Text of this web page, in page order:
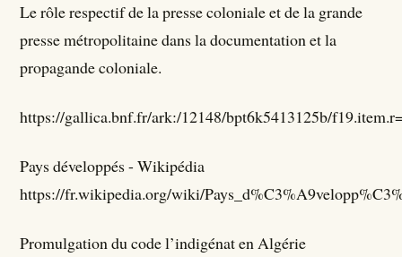
Le rôle respectif de la presse coloniale et de la grande
presse métropolitaine dans la documentation et la
propagande coloniale.
https://gallica.bnf.fr/ark:/12148/bpt6k5413125b/
Pays développés - Wikipédia
https://fr.wikipedia.org/wiki/
Promulgation du code l’indigénat en Algérie